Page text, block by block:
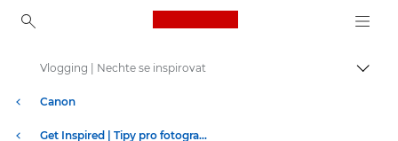
Canon Logo, back to
Canon
Get Inspired | Tipy pro fotografování a příručka pro nákup
Vlogging | Nechte se inspirovat